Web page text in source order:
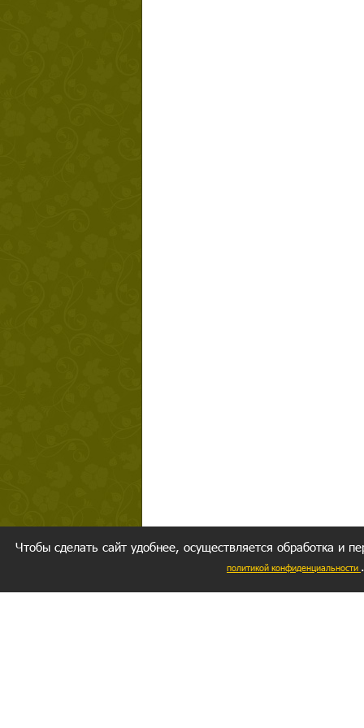
Чтобы сделать сайт удобнее, осуществляется обработка и
политикой конфиденциальности